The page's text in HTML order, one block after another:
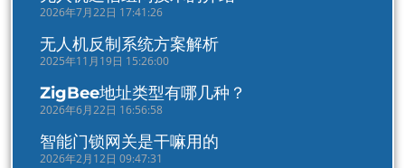
2026年7月22日 17:41:26
无人机反制系统方案解析
2025年11月19日 15:26:00
ZigBee地址类型有哪几种？
2026年6月22日 16:56:58
智能门锁网关是干嘛用的
2026年2月12日 09:47:31